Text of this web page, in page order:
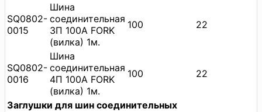
SQ0802-
0015
Шина
соединительная
3П 100A FORK
(вилка) 1м.
100 22
SQ0802-
0016
Шина
соединительная
4П 100A FORK
(вилка) 1м.
100 22
Заглушки для шин соединительных